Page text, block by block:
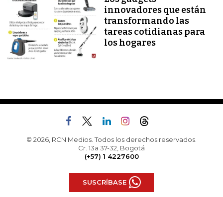
innovadores que están
transformando las
tareas cotidianas para
los hogares
© 2026, RCN Medios. Todos los derechos reservados.
Cr. 13a 37-32, Bogotá
(+57) 1 4227600
SUSCRÍBASE